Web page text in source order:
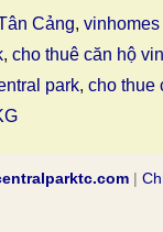
Cảng,
, cho thuê căn hộ
park, cho thue
|